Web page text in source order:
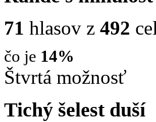
71 hlasov z 492
čo je 14%
Štvrtá možnosť
Tichý šelest duší